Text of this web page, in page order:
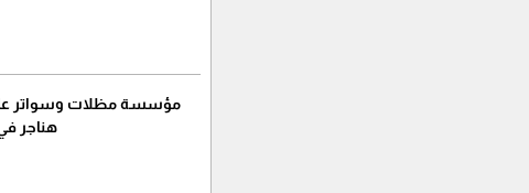
مؤسسة مظلات وسواتر عالم
هناجر